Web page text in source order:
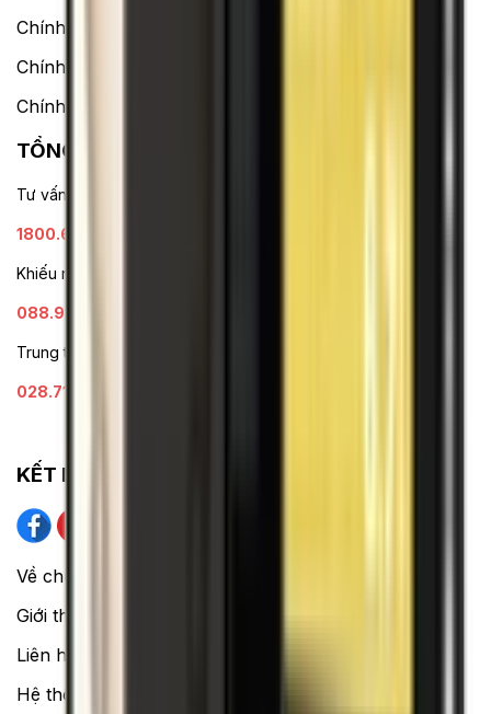
Chính sách bảo hành
Chính sách bảo mật thông tin
Chính sách kiểm hàng
TỔNG ĐÀI HỖ TRỢ
Tư vấn mua hàng (miễn phí):
1800.6229
Khiếu nại - Góp ý:
088.99999.33
Trung tâm bảo hành:
028.710.89898
KẾT NỐI VỚI CHÚNG TÔI
Về chúng tôi
Giới thiệu về XTMobile
Liên hệ hợp tác
Hệ thống cửa hàng bán lẻ